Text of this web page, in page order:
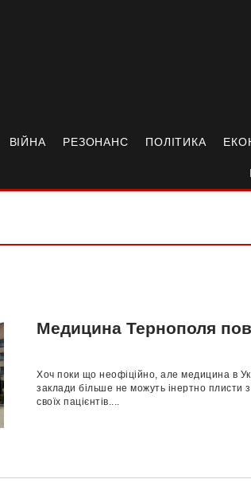
ВІЙНА РЕЗОНАНС ПОЛІТИКА
Медицина Тернополя
Хоч поки що неофіційно, але медицина в
заклади більше не можуть інертно плисти
своїх пацієнтів....